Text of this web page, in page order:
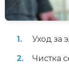
Уход за
Чистка